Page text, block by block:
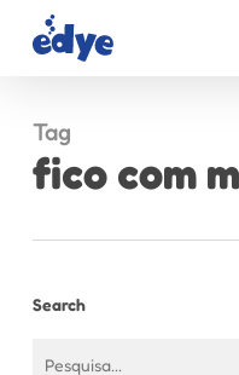
Tag
fico com
Search